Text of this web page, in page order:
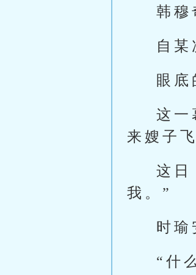
韩穆
自
眼底
这一
来嫂子飞
这日
我。”
时瑜
“什